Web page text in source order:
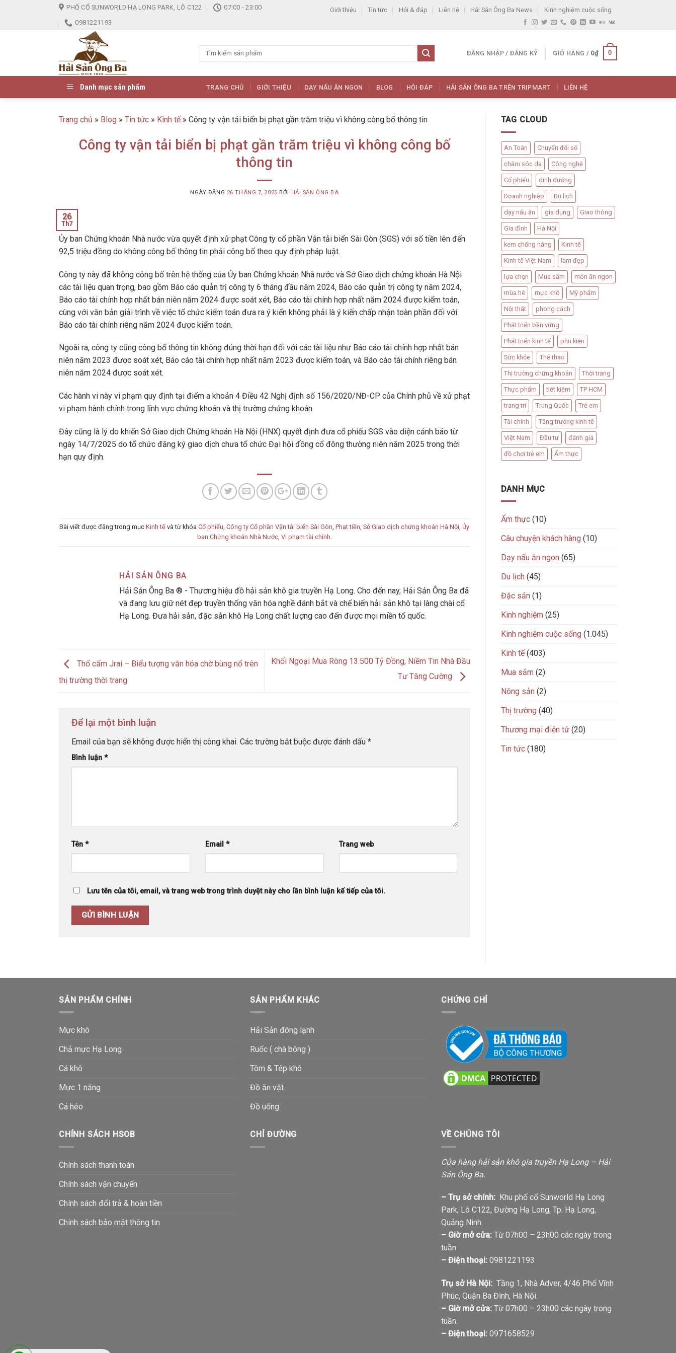
PHỐ CỔ SUNWORLD HẠ LONG PARK, LÔ C122
07:00 - 23:00
0981221193
Giới thiệu Tin tức Hỏi & đáp Liên hệ Hải Sản Ông Ba News Kinh nghiệm cuộc sống
ĐĂNG NHẬP / ĐĂNG KÝ GIỎ HÀNG / 0₫ 0
Danh mục sản phẩm TRANG CHỦ GIỚI THIỆU DẠY NẤU ĂN NGON BLOG HỎI ĐÁP HẢI SẢN ÔNG BA TRÊN TRIPMART LIÊN HỆ
Trang chủ » Blog » Tin tức » Kinh tế» Công ty vận tải biển bị phạt gần trăm triệu vì không công bố thông tin
Công ty vận tải biển bị phạt gần trăm triệu vì không công bố
thông tin
NGÀY ĐĂNG 26 THÁNG 7, 2025 BỞI HẢI SẢN ÔNG BA
26
Th7
Ủy ban Chứng khoán Nhà nước vừa quyết định xử phạt Công ty cổ phần Vận tải biển Sài Gòn (SGS) với số tiền lên đến
92,5 triệu đồng do không công bố thông tin phải công bố theo quy định pháp luật.
Công ty này đã không công bố trên hệ thống của Ủy ban Chứng khoán Nhà nước và Sở Giao dịch chứng khoán Hà Nội
các tài liệu quan trọng, bao gồm Báo cáo quản trị công ty 6 tháng đầu năm 2024, Báo cáo quản trị công ty năm 2024,
Báo cáo tài chính hợp nhất bán niên năm 2024 được soát xét, Báo cáo tài chính hợp nhất năm 2024 được kiểm toán,
cùng với văn bản giải trình về việc tổ chức kiểm toán đưa ra ý kiến không phải là ý kiến chấp nhận toàn phần đối với
Báo cáo tài chính riêng năm 2024 được kiểm toán.
Ngoài ra, công ty cũng công bố thông tin không đúng thời hạn đối với các tài liệu như Báo cáo tài chính hợp nhất bán
niên năm 2023 được soát xét, Báo cáo tài chính hợp nhất năm 2023 được kiểm toán, và Báo cáo tài chính riêng bán
niên năm 2024 được soát xét.
Các hành vi này vi phạm quy định tại điểm a khoản 4 Điều 42 Nghị định số 156/2020/NĐ-CP của Chính phủ về xử phạt
vi phạm hành chính trong lĩnh vực chứng khoán và thị trường chứng khoán.
Đây cũng là lý do khiến Sở Giao dịch Chứng khoán Hà Nội (HNX) quyết định đưa cổ phiếu SGS vào diện cảnh báo từ
ngày 14/7/2025 do tổ chức đăng ký giao dịch chưa tổ chức Đại hội đồng cổ đông thường niên năm 2025 trong thời
hạn quy định.
Bài viết được đăng trong mụcKinh tế và từ khóaCổ phiếu,Công ty Cổ phần Vận tải biển Sài Gòn,Phạt tiền,Sở Giao dịch chứng khoán Hà Nội, Ủy
ban Chứng khoán Nhà Nước, Vi phạm tài chính.
HẢI SẢN ÔNG BA
Hải Sản Ông Ba ® - Thương hiệu đồ hải sản khô gia truyền Hạ Long. Cho đến nay, Hải Sản Ông Ba đã
và đang lưu giữ nét đẹp truyền thống văn hóa nghề đánh bắt và chế biến hải sản khô tại làng chài cổ
Hạ Long. Đưa hải sản, đặc sản khô Hạ Long chất lượng cao đến được mọi miền tổ quốc.
Thổ cẩm Jrai – Biểu tượng văn hóa chờ bùng nổ trên
thị trường thời trang
Khối Ngoại Mua Ròng 13.500 Tỷ Đồng, Niềm Tin Nhà Đầu
Tư Tăng Cường
Để lại một bình luận
Email của bạn sẽ không được hiển thị công khai. Các trường bắt buộc được đánh dấu *
Bình luận *
Tên * Email * Trang web
Lưu tên của tôi, email, và trang web trong trình duyệt này cho lần bình luận kế tiếp của tôi.
TAG CLOUD
An Toàn Chuyển đổi số
chăm sóc da Công nghệ
Cổ phiếu dinh dưỡng
Doanh nghiệp Du lịch
dạy nấu ăn gia dụng Giao thông
Gia đình Hà Nội
kem chống nắng Kinh tế
Kinh tế Việt Nam làm đẹp
lựa chọn Mua sắm món ăn ngon
mùa hè mực khô Mỹ phẩm
Nội thất phong cách
Phát triển bền vững
Phát triển kinh tế phụ kiện
Sức khỏe Thể thao
Thị trường chứng khoán Thời trang
Thực phẩm tiết kiệm TP HCM
trang trí Trung Quốc Trẻ em
Tài chính Tăng trưởng kinh tế
Việt Nam Đầu tư đánh giá
đồ chơi trẻ em Ẩm thực
DANH MỤC
Ẩm thực(10)
Câu chuyện khách hàng (10)
Dạy nấu ăn ngon (65)
Du lịch (45)
Đặc sản (1)
Kinh nghiệm (25)
Kinh nghiệm cuộc sống (1.045)
Kinh tế(403)
Mua sắm (2)
Nông sản (2)
Thị trường (40)
Thương mại điện tử(20)
Tin tức(180)
SẢN PHẨM CHÍNH
Mực khô
Chả mực Hạ Long
Cá khô
Mực 1 nắng
Cá héo
SẢN PHẨM KHÁC
Hải Sản đông lạnh
Ruốc ( chà bông )
Tôm & Tép khô
Đồ ăn vặt
Đồ uống
CHỨNG CHỈ
CHÍNH SÁCH HSOB
Chính sách thanh toán
Chính sách vận chuyển
Chính sách đổi trả & hoàn tiền
Chính sách bảo mật thông tin
CHỈ ĐƯỜNG VỀ CHÚNG TÔI
Cửa hàng hải sản khô gia truyền Hạ Long – Hải
Sản Ông Ba.
– Trụ sở chính:Khu phố cổ Sunworld Hạ Long
Park, Lô C122, Đường Hạ Long, Tp. Hạ Long,
Quảng Ninh.
– Giờ mở cửa:Từ 07h00 – 23h00 các ngày trong
tuần.
– Điện thoại:0981221193
Trụ sở Hà Nội:Tầng 1, Nhà Adver, 4/46 Phố Vĩnh
Phúc, Quận Ba Đình, Hà Nội.
– Giờ mở cửa:Từ 07h00 – 23h00 các ngày trong
tuần.
– Điện thoại:0971658529